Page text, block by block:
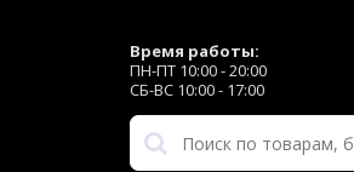
Время работы:
ПН-ПТ 10:00 - 20:00
СБ-ВС 10:00 - 17:00